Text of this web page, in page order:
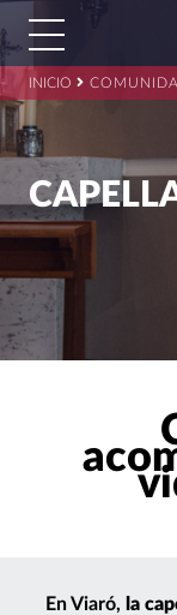
INICIO
En Viaró, la